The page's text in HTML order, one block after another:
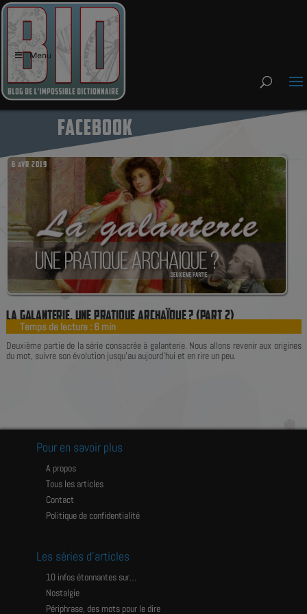
Menu
FACEBOOK
LAGALANTERIE,UNEPRATIQUEARCHAÏQUE?(PART2)
6 AVR 2019
Temps de lecture : 6 min
Deuxième partie de la série consacrée à galanterie. Nous allons revenir aux origines
du mot, suivre son évolution jusqu'au aujourd'hui et en rire un peu.
Pour en savoir plus
A propos
Tous les articles
Contact
Politique de confidentialité
Les séries d’articles
10 infos étonnantes sur…
Nostalgie
Périphrase, des mots pour le dire